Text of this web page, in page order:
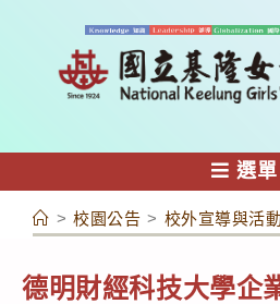
容
選單
> 校園公告 > 校外宣導與活動
德明財經科技大學企